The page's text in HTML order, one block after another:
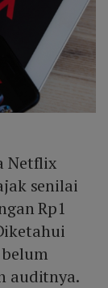
Netflix
senilai
Rp1
auditnya.